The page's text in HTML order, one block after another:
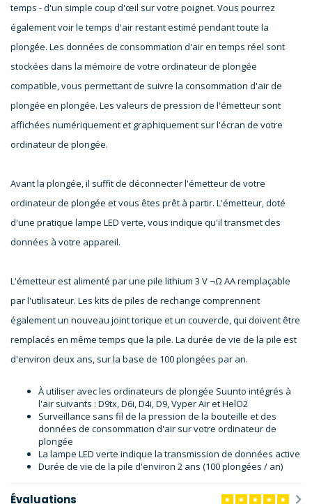
temps - d'un simple coup d'œil sur votre poignet. Vous pourrez
également voir le temps d'air restant estimé pendant toute la
plongée. Les données de consommation d'air en temps réel sont
stockées dans la mémoire de votre ordinateur de plongée
compatible, vous permettant de suivre la consommation d'air de
plongée en plongée. Les valeurs de pression de l'émetteur sont
affichées numériquement et graphiquement sur l'écran de votre
ordinateur de plongée.
Avant la plongée, il suffit de déconnecter l'émetteur de votre
ordinateur de plongée et vous êtes prêt à partir. L'émetteur, doté
d'une pratique lampe LED verte, vous indique qu'il transmet des
données à votre appareil.
L'émetteur est alimenté par une pile lithium 3 V ¬Ω AA remplaçable
par l'utilisateur. Les kits de piles de rechange comprennent
également un nouveau joint torique et un couvercle, qui doivent être
remplacés en même temps que la pile. La durée de vie de la pile est
d'environ deux ans, sur la base de 100 plongées par an.
À utiliser avec les ordinateurs de plongée Suunto intégrés à
l'air suivants : D9tx, D6i, D4i, D9, Vyper Air et HelO2
Surveillance sans fil de la pression de la bouteille et des
données de consommation d'air sur votre ordinateur de
plongée
La lampe LED verte indique la transmission de données active
Durée de vie de la pile d'environ 2 ans (100 plongées / an)
Évaluations